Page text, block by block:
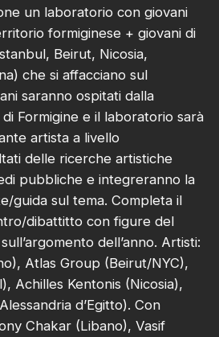
un laboratorio con giovani
formiginese + giovani di
Beirut, Nicosia,
che si affacciano sul
saranno ospitati dalla
Formigine e il laboratorio sarà
artista a livello
delle ricerche artistiche
pubbliche e integreranno la
guida sul tema. Completa il
dibattitto con figure del
dell’anno. Artisti:
Atlas Group (Beirut/NYC),
Achilles Kentonis (Nicosia),
d’Egitto). Con
Chakar (Libano), Vasif